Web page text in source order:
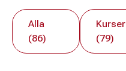
Alla
(86)
Kurser
(79)